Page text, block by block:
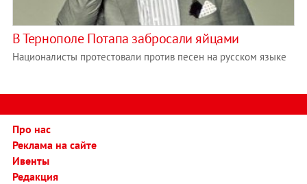
В Тернополе Потапа забросали яйцами
Националисты протестовали против песен на русском языке
Про нас
Реклама на сайте
Ивенты
Редакция